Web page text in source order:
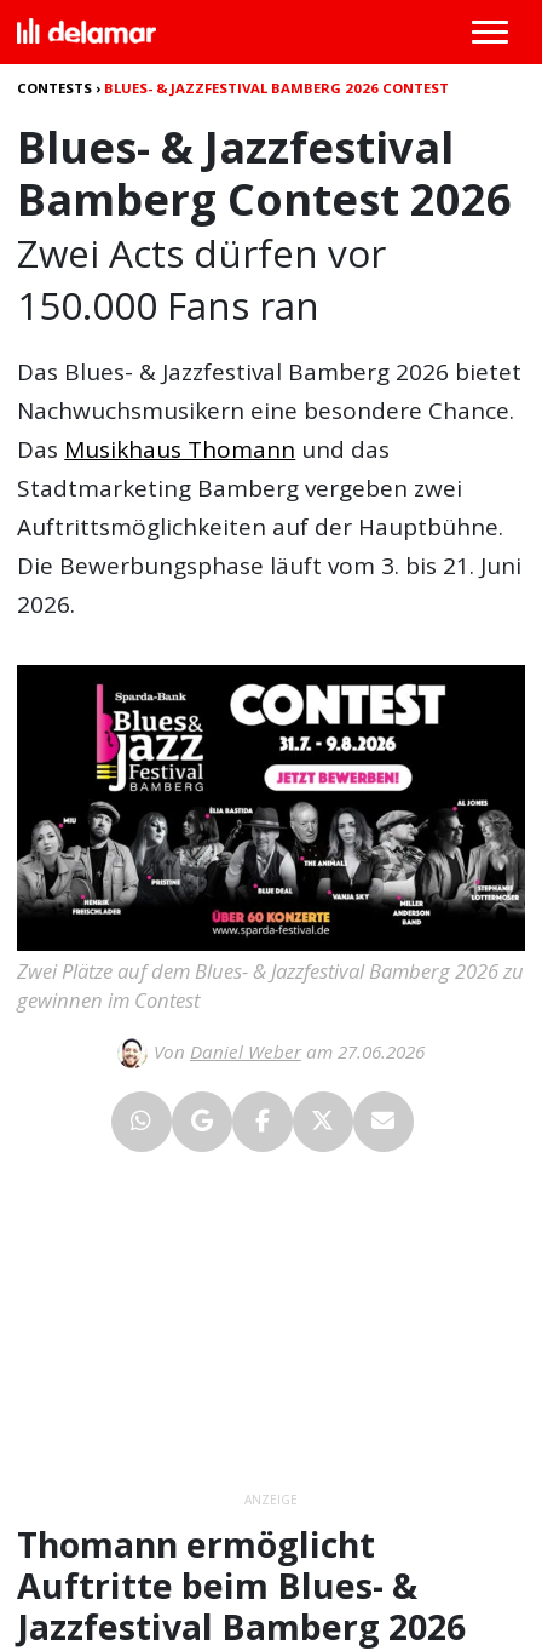
CONTESTS › BLUES- & JAZZFESTIVAL BAMBERG 2026 CONTEST
Blues- & Jazzfestival
Bamberg Contest 2026
Zwei Acts dürfen vor
150.000 Fans ran
Das Blues- & Jazzfestival Bamberg 2026 bietet
Nachwuchsmusikern eine besondere Chance.
Das Musikhaus Thomann und das
Stadtmarketing Bamberg vergeben zwei
Auftrittsmöglichkeiten auf der Hauptbühne.
Die Bewerbungsphase läuft vom 3. bis 21. Juni
2026.
Zwei Plätze auf dem Blues- & Jazzfestival Bamberg 2026 zu
gewinnen im Contest
Von Daniel Weber am 27.06.2026
ANZEIGE
Thomann ermöglicht
Auftritte beim Blues- &
Jazzfestival Bamberg 2026